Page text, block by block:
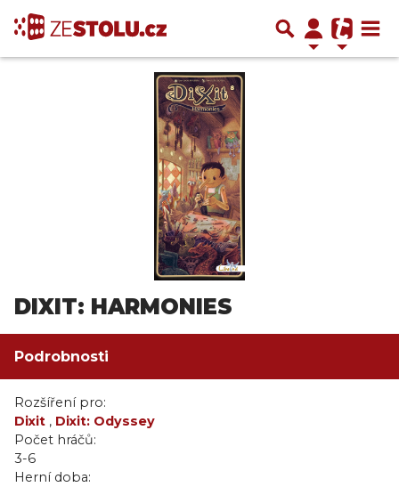
DIXIT: HARMONIES
Podrobnosti
Rozšíření pro:
Dixit , Dixit: Odyssey
Počet hráčů:
3-6
Herní doba: